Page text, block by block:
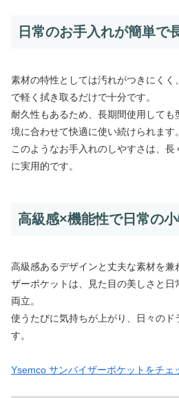
日常のお手入れが簡単で
素材の特性としては汚れがつきにく
で軽く拭き取るだけで十分です。
耐久性もあるため、長期間使用しても
境に合わせて快適に使い続けられます。
このようなお手入れのしやすさは、
に実用的です。
高級感×機能性で日常の
高級感あるデザインと丈夫な素材を兼
ザーポケットは、見た目の美しさと日
両立。
使うたびに気持ちが上がり、日々のド
す。
Ysemco サンバイザーポケットをチェ